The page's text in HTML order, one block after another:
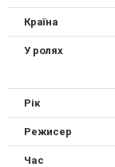
Країна
У ролях
Рік
Режисер
Час